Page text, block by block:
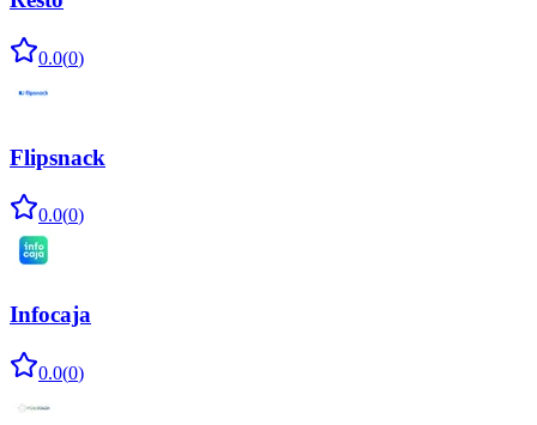
0.0(0)
Flipsnack
0.0(0)
Infocaja
0.0(0)